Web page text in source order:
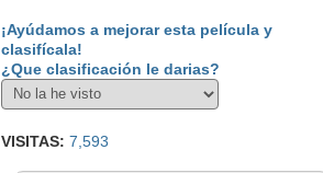
¡Ayúdamos a mejorar esta película y
clasifícala!
¿Que clasificación le darias?
VISITAS: 7,593